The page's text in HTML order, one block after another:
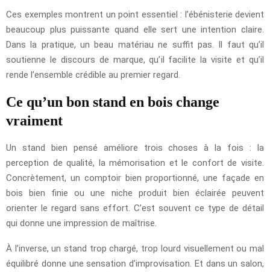
Ces exemples montrent un point essentiel : l’ébénisterie devient
beaucoup plus puissante quand elle sert une intention claire.
Dans la pratique, un beau matériau ne suffit pas. Il faut qu’il
soutienne le discours de marque, qu’il facilite la visite et qu’il
rende l’ensemble crédible au premier regard.
Ce qu’un bon stand en bois change
vraiment
Un stand bien pensé améliore trois choses à la fois : la
perception de qualité, la mémorisation et le confort de visite.
Concrètement, un comptoir bien proportionné, une façade en
bois bien finie ou une niche produit bien éclairée peuvent
orienter le regard sans effort. C’est souvent ce type de détail
qui donne une impression de maîtrise.
À l’inverse, un stand trop chargé, trop lourd visuellement ou mal
équilibré donne une sensation d’improvisation. Et dans un salon,